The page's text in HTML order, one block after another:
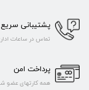
پشتیبانی سریع
تماس در ساعات
پرداخت امن
همه کارتهای عضو